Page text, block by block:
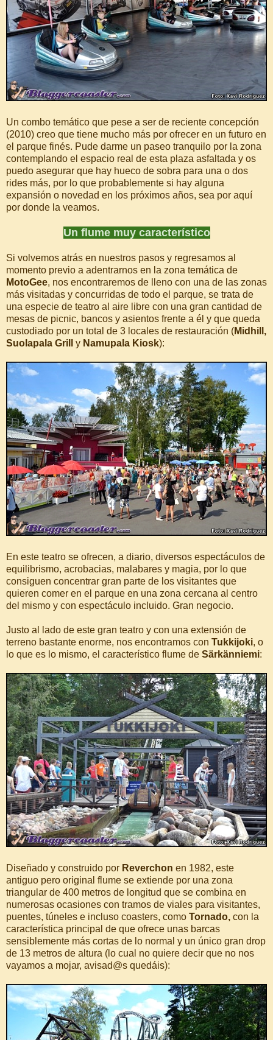
Un combo temático que pese a ser de reciente concepción
(2010) creo que tiene mucho más por ofrecer en un futuro en
el parque finés. Pude darme un paseo tranquilo por la zona
contemplando el espacio real de esta plaza asfaltada y os
puedo asegurar que hay hueco de sobra para una o dos
rides más, por lo que probablemente si hay alguna
expansión o novedad en los próximos años, sea por aquí
por donde la veamos.
Un flume muy característico
Si volvemos atrás en nuestros pasos y regresamos al
momento previo a adentrarnos en la zona temática de
MotoGee, nos encontraremos de lleno con una de las zonas
más visitadas y concurridas de todo el parque, se trata de
una especie de teatro al aire libre con una gran cantidad de
mesas de picnic, bancos y asientos frente a él y que queda
custodiado por un total de 3 locales de restauración (Midhill,
Suolapala Grill y Namupala Kiosk):
En este teatro se ofrecen, a diario, diversos espectáculos de
equilibrismo, acrobacias, malabares y magia, por lo que
consiguen concentrar gran parte de los visitantes que
quieren comer en el parque en una zona cercana al centro
del mismo y con espectáculo incluido. Gran negocio.
Justo al lado de este gran teatro y con una extensión de
terreno bastante enorme, nos encontramos con Tukkijoki, o
lo que es lo mismo, el característico flume de Särkänniemi:
Diseñado y construido por Reverchon en 1982, este
antiguo pero original flume se extiende por una zona
triangular de 400 metros de longitud que se combina en
numerosas ocasiones con tramos de viales para visitantes,
puentes, túneles e incluso coasters, como Tornado, con la
característica principal de que ofrece unas barcas
sensiblemente más cortas de lo normal y un único gran drop
de 13 metros de altura (lo cual no quiere decir que no nos
vayamos a mojar, avisad@s quedáis):